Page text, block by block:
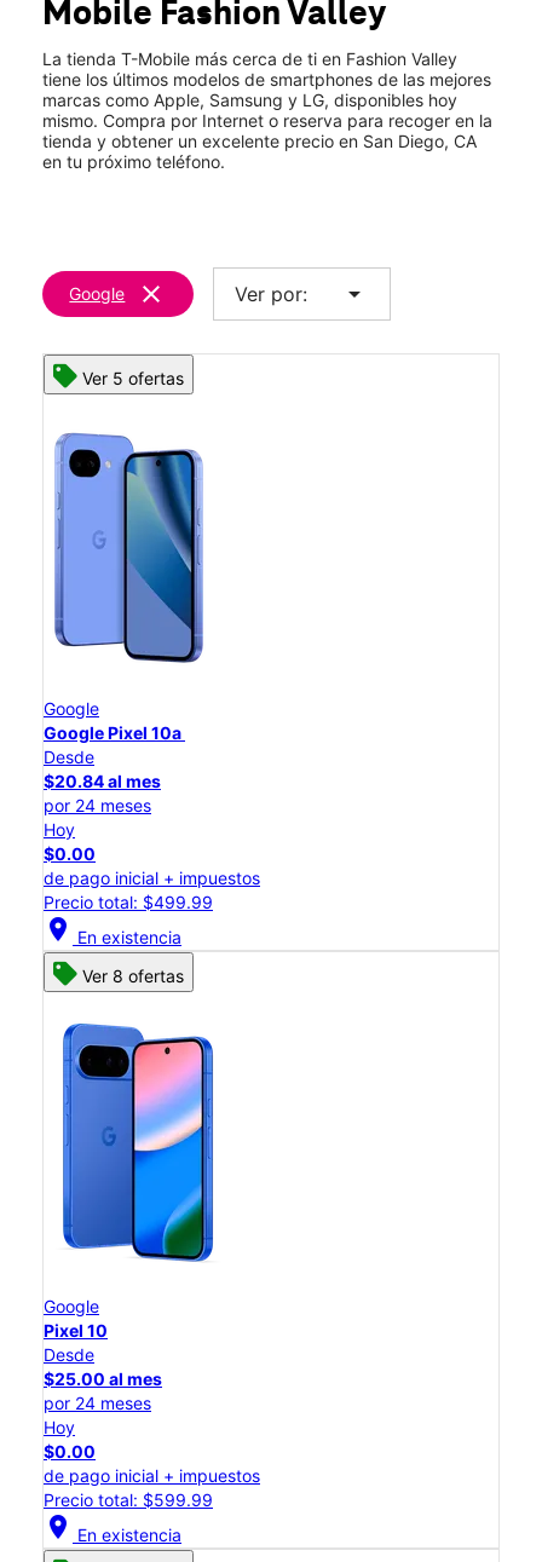
Mié.: 10:00 a.m. a 9:00 p.m.
7007 Friars Rd #877 San Diego, CA 92108
Mobile Fashion Valley
La tienda T-Mobile más cerca de ti en Fashion Valley
tiene los últimos modelos de smartphones de las mejores
marcas como Apple, Samsung y LG, disponibles hoy
mismo. Compra por Internet o reserva para recoger en la
tienda y obtener un excelente precio en San Diego, CA
en tu próximo teléfono.
Google clear Ver por: arrow_drop_down
Ver 5 ofertas
Google
Google Pixel 10a
Desde
$20.84 al mes
por 24 meses
Hoy
$0.00
de pago inicial + impuestos
Precio total: $499.99
location_on En existencia
Ver 8 ofertas
Google
Pixel 10
Desde
$25.00 al mes
por 24 meses
Hoy
$0.00
de pago inicial + impuestos
Precio total: $599.99
location_on En existencia